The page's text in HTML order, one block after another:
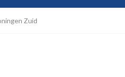
Zuid